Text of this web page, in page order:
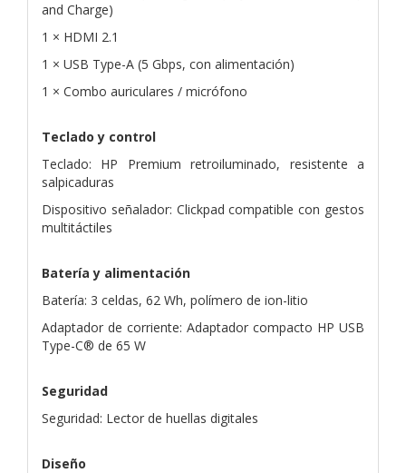
and Charge)
1 × HDMI 2.1
1 × USB Type-A (5 Gbps, con alimentación)
1 × Combo auriculares / micrófono
Teclado y control
Teclado: HP Premium retroiluminado, resistente a
salpicaduras
Dispositivo señalador: Clickpad compatible con gestos
multitáctiles
Batería y alimentación
Batería: 3 celdas, 62 Wh, polímero de ion-litio
Adaptador de corriente: Adaptador compacto HP USB
Type-C® de 65 W
Seguridad
Seguridad: Lector de huellas digitales
Diseño